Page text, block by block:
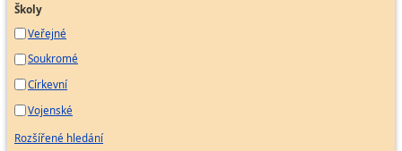
Školy
Veřejné
Soukromé
Církevní
Vojenské
Rozšířené hledání